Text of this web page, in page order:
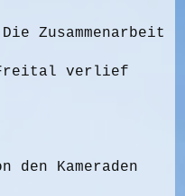
Zusammenarbeit
Freital verlief
den Kameraden